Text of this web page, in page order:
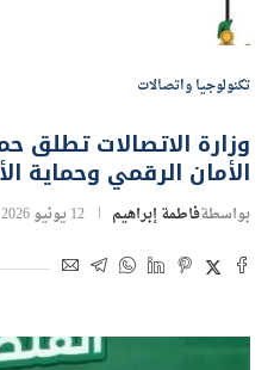
تكنولوجيا واتصالات
وزارة الاتصالات تطلق
الأمان الرقمي وحماية
بواسطةفاطمة إبراهيم 12 يونيو 2026 | 3:37 م